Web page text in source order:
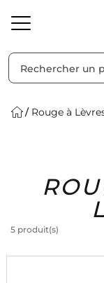
Solaire
Rouge à
5 produit(s)